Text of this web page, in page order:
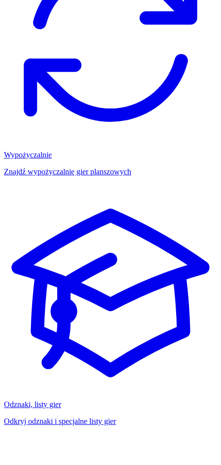
Wypożyczalnie
Znajdź wypożyczalnię gier planszowych
Odznaki, listy gier
Odkryj odznaki i specjalne listy gier